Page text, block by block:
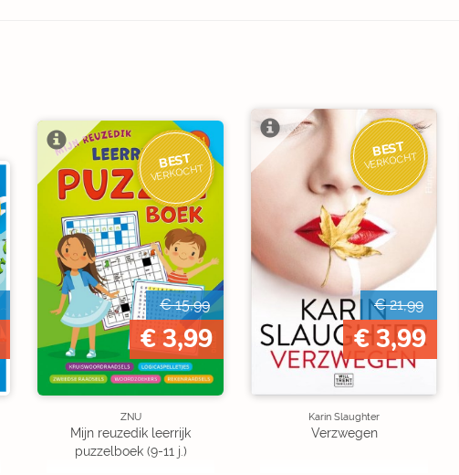
BEST
VERKOCHT
€ 15,99
€ 3,99
ZNU
Mijn reuzedik leerrijk
puzzelboek (9-11 j.)
BEST
VERKOCHT
€ 21,99
€ 3,99
Karin Slaughter
Verzwegen